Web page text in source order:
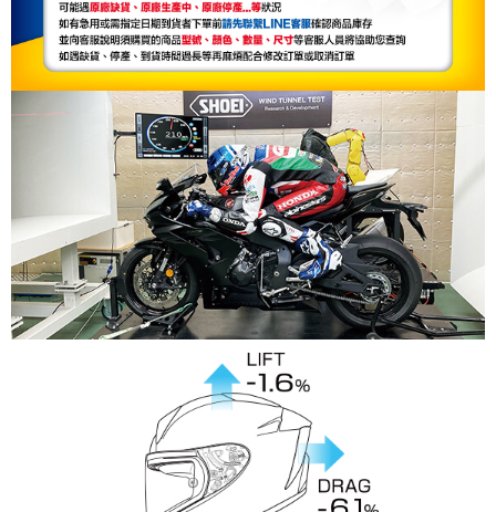
【注意事項】
１．透過由恩沛科技股份有限公司提供之「AFTEE先享後付」服務完成之交
易，需依本服務之必要範圍內提供個人資料，並將交易相關給付款項請求債
權轉讓予恩沛科技股份有限公司。
２．關於個人資料處理事宜，請瀏覽以下網址：
https://aftee.tw/terms/#terms3
３．未成年的使用者請事先徵得法定代理人或監護人之同意方可使用
「AFTEE先享後付」，若未經同意申辦者引起之損失，本公司不負相關責
４．使用「AFTEE先享後付」時，將依據個別帳號之用戶狀況，依本公司即
時審查核予不同之上限額度；若仍有額度不足之情形，本公司將視審查結果
請求用戶進行身份認證。
５．嚴禁一人註冊多個帳號或使用他人資訊註冊。若發現惡意使用之情形，
恩沛科技股份有限公司將有權停止該用戶之使用額度並採取法律行動。